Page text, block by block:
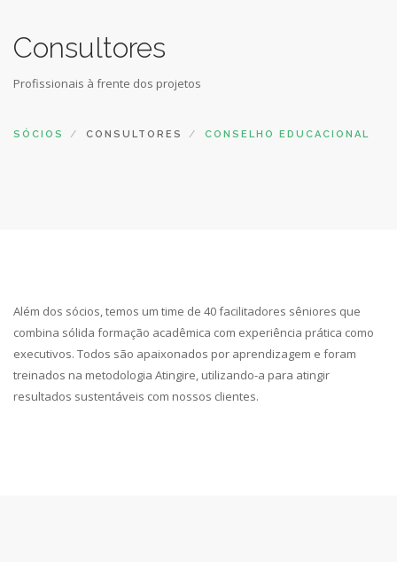
Consultores
Profissionais à frente dos projetos
SÓCIOS CONSULTORES CONSELHO EDUCACIONAL
Além dos sócios, temos um time de 40 facilitadores sêniores que
combina sólida formação acadêmica com experiência prática como
executivos. Todos são apaixonados por aprendizagem e foram
treinados na metodologia Atingire, utilizando-a para atingir
resultados sustentáveis com nossos clientes.